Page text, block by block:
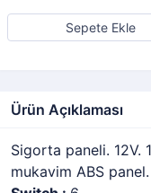
Sepete Ekle
Ürün Açıklaması
Sigorta paneli. 12V.
mukavim ABS